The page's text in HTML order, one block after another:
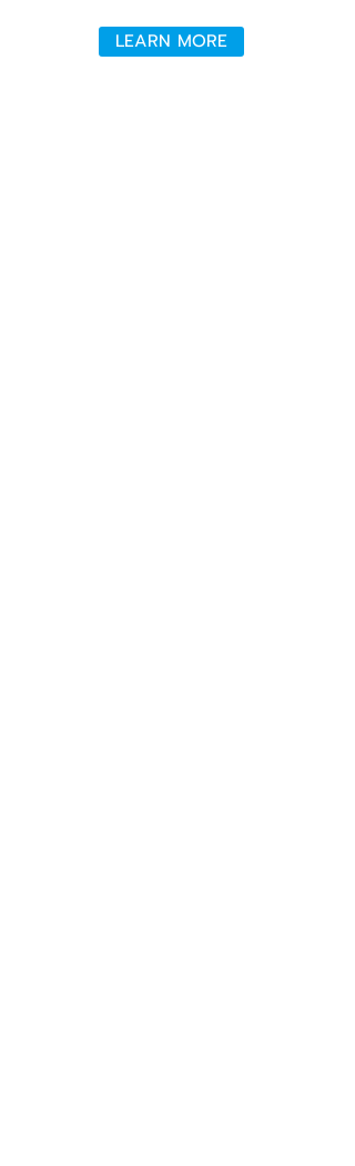
LEARN MORE